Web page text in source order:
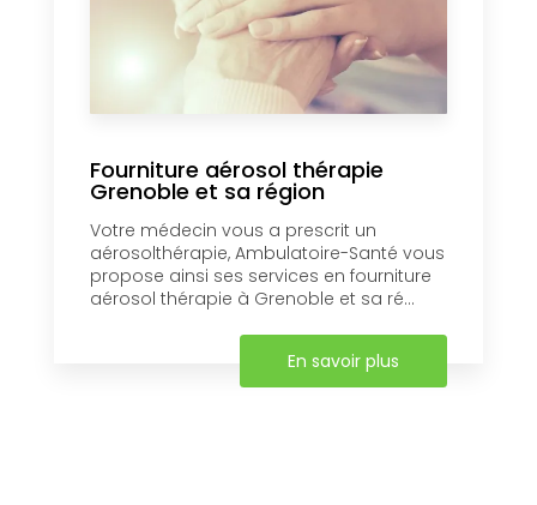
Fourniture aérosol thérapie
Grenoble et sa région
Votre médecin vous a prescrit un
aérosolthérapie, Ambulatoire-Santé vous
propose ainsi ses services en fourniture
aérosol thérapie à Grenoble et sa ré...
En savoir plus